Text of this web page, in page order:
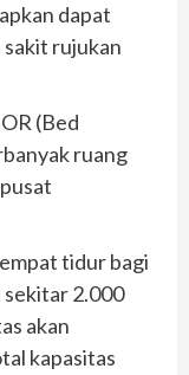
dapat
rujukan
(Bed
ruang
tidur bagi
sekitar 2.000
akan
kapasitas